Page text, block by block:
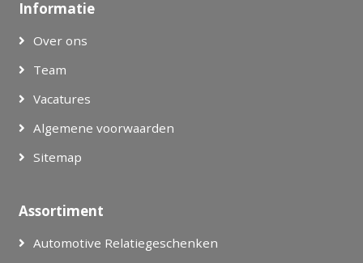
Informatie
Over ons
Team
Vacatures
Algemene voorwaarden
Sitemap
Assortiment
Automotive Relatiegeschenken